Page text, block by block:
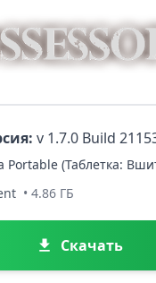
v 1.7.0 Build
Portable (Таблетка:
• 4.86 ГБ
Скачать